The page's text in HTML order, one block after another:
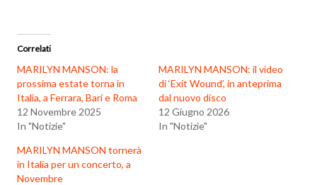
Correlati
MARILYN MANSON: la
prossima estate torna in
Italia, a Ferrara, Bari e Roma
12 Novembre 2025
In "Notizie"
MARILYN MANSON: il video
di ‘Exit Wound’, in anteprima
dal nuovo disco
12 Giugno 2026
In "Notizie"
MARILYN MANSON tornerà
in Italia per un concerto, a
Novembre